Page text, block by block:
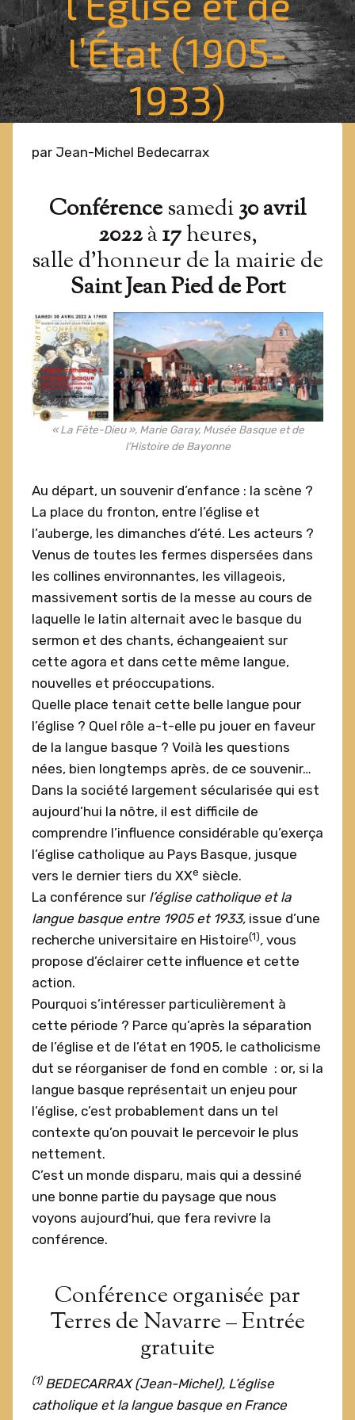
l’État (1905-
1933)
par Jean-Michel Bedecarrax
Conférence samedi30 avril
2022à17heures,
salle d’honneur de la mairie de
Saint Jean Pied de Port
« La Fête-Dieu », Marie Garay, Musée Basque et de
l’Histoire de Bayonne
Au départ, un souvenir d’enfance : la scène ?
La place du fronton, entre l’église et
l’auberge, les dimanches d’été. Les acteurs ?
Venus de toutes les fermes dispersées dans
les collines environnantes, les villageois,
massivement sortis de la messe au cours de
laquelle le latin alternait avec le basque du
sermon et des chants, échangeaient sur
cette agora et dans cette même langue,
nouvelles et préoccupations.
Quelle place tenait cette belle langue pour
l’église ? Quel rôle a-t-elle pu jouer en faveur
de la langue basque ? Voilà les questions
nées, bien longtemps après, de ce souvenir…
Dans la société largement sécularisée qui est
aujourd’hui la nôtre, il est difficile de
comprendre l’influence considérable qu’exerça
l’église catholique au Pays Basque, jusque
vers le dernier tiers du XXe siècle.
La conférence sur l’église catholique et la
langue basque entre 1905 et 1933, issue d’une
recherche universitaire en Histoire(1), vous
propose d’éclairer cette influence et cette
action.
Pourquoi s’intéresser particulièrement à
cette période ? Parce qu’après la séparation
de l’église et de l’état en 1905, le catholicisme
dut se réorganiser de fond en comble : or, si la
langue basque représentait un enjeu pour
l’église, c’est probablement dans un tel
contexte qu’on pouvait le percevoir le plus
nettement.
C’est un monde disparu, mais qui a dessiné
une bonne partie du paysage que nous
voyons aujourd’hui, que fera revivre la
conférence.
Conférence organisée par
Terres de Navarre – Entrée
gratuite
(1)BEDECARRAX (Jean-Michel), L’église
catholique et la langue basque en France